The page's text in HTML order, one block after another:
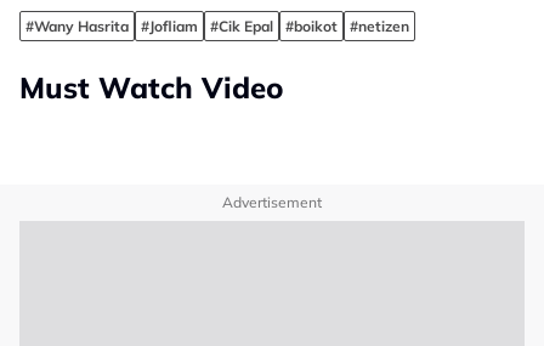
#Wany Hasrita #Jofliam #Cik Epal #boikot #netizen
Must Watch Video
Advertisement